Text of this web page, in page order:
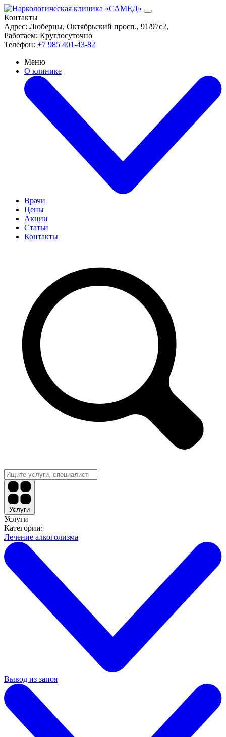
Контакты
Адрес: Люберцы, Октябрьский просп., 91/97с2,
Работаем: Круглосуточно
Телефон: +7 985 401-43-82
Меню
О клинике
Врачи
Цены
Акции
Статьи
Контакты
Услуги
Услуги
Категории:
Лечение алкоголизма
Вывод из запоя